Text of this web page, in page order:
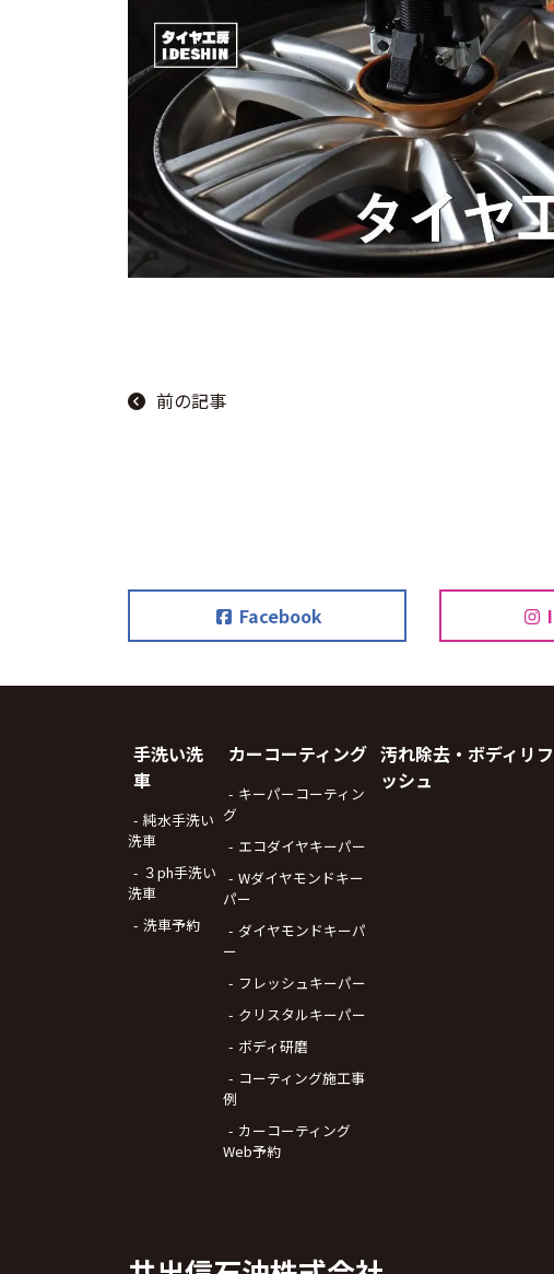
前の記事
Facebook
手洗い洗
車
純水手洗い
洗車
３ph手洗い
洗車
洗車予約
カーコーティング
キーパーコーティン
グ
エコダイヤキーパー
Wダイヤモンドキー
パー
ダイヤモンドキーパ
ー
フレッシュキーパー
クリスタルキーパー
ボディ研磨
コーティング施工事
例
カーコーティング
Web予約
汚れ除去・ボディリ
ッシュ